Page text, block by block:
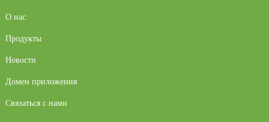
О нас
Продукты
Новости
Домен приложения
Связаться с нами